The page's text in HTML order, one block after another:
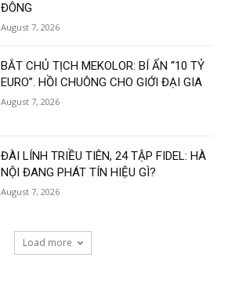
ĐÔNG
August 7, 2026
BẮT CHỦ TỊCH MEKOLOR: BÍ ẨN “10 TỶ
EURO”. HỒI CHUÔNG CHO GIỚI ĐẠI GIA
August 7, 2026
ĐÀI LÍNH TRIỀU TIÊN, 24 TẬP FIDEL: HÀ
NỘI ĐANG PHÁT TÍN HIỆU GÌ?
August 7, 2026
Load more